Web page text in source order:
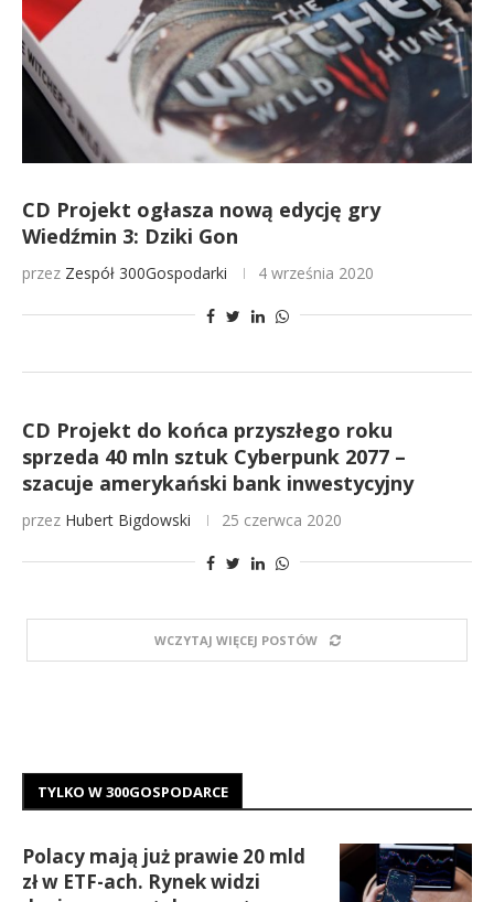
CD Projekt ogłasza nową edycję gry
Wiedźmin 3: Dziki Gon
przez Zespół 300Gospodarki 4 września 2020
CD Projekt do końca przyszłego roku
sprzeda 40 mln sztuk Cyberpunk 2077 –
szacuje amerykański bank inwestycyjny
przez Hubert Bigdowski 25 czerwca 2020
WCZYTAJ WIĘCEJ POSTÓW
TYLKO W 300GOSPODARCE
Polacy mają już prawie 20 mld
zł w ETF-ach. Rynek widzi